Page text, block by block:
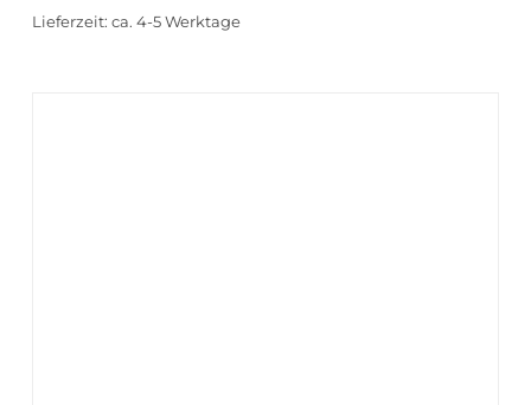
Lieferzeit: ca. 4-5 Werktage